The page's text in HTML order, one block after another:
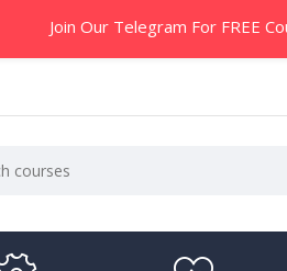
Join Our Telegram For FREE